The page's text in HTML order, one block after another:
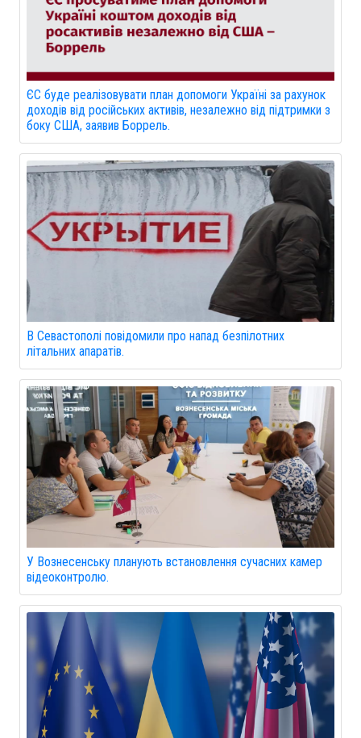
ЄС буде реалізовувати план допомоги Україні за рахунок
доходів від російських активів, незалежно від підтримки з
боку США, заявив Боррель.
В Севастополі повідомили про напад безпілотних
літальних апаратів.
У Вознесенську планують встановлення сучасних камер
відеоконтролю.